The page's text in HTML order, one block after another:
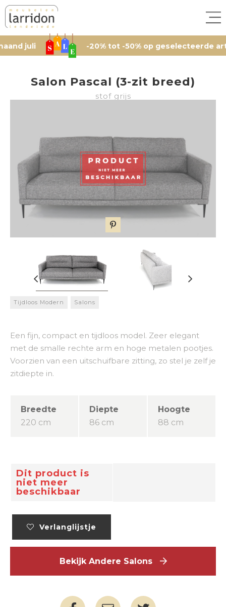
-20% tot -50% op geselecteerde
Salon Pascal (3-zit breed)
stof grijs
Tijdloos Modern Salons
Een fijn, compact en tijdloos model. Zeer elegant
met de smalle rechte arm en hoge metalen pootjes.
Voorzien van een uitschuifbare zitting, zo stel je zelf je
zitdiepte in.
Breedte
220 cm
Diepte
86 cm
Hoogte
88 cm
Dit product is
niet meer
beschikbaar
Verlanglijstje
Bekijk Andere Salons